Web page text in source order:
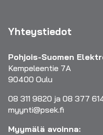
Yhteystiedot
Pohjois-Suomen
Kempeleentie 7A
90400 Oulu
08 311 9820 ja 08 377
myynti@psek.fi
Myymälä avoinna: